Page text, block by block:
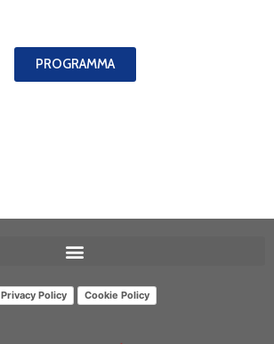
PROGRAMMA
Privacy Policy Cookie Policy